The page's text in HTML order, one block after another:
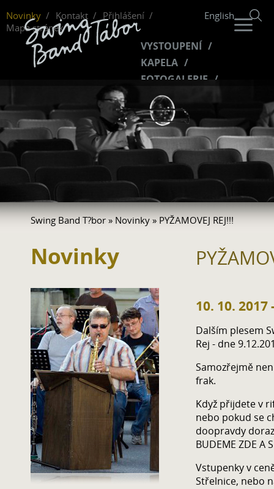
Novinky Kontakt
Přihlášení
Mapa stránek
English
VYSTOUPENÍ
KAPELA
FOTOGALERIE
HUDBA
FANKLUB
Swing Band T?bor » Novinky » PYŽAMOVEJ REJ!!!
Novinky
10. 10. 2017
Dalším plesem
Rej - dne
Samozřejmě
frak.
Když přijdete v
nebo pokud se
doopravdy
BUDEME ZDE A
Vstupenky v
Střelnice, nebo